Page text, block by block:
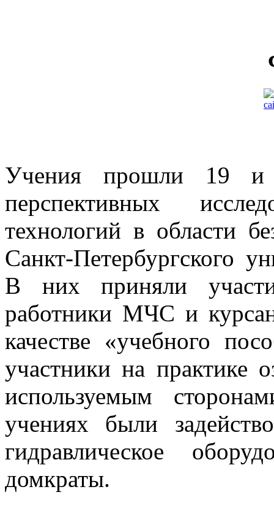
Учения прошли 19
перспективных
технологий в области
Санкт-Петербургского
В них приняли
работники МЧС и
качестве «учебного
участники на практике
используемым
учениях были
гидравлическое
домкраты.